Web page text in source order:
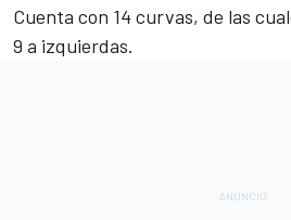
Cuenta con 14 curvas, de las
9 a izquierdas.